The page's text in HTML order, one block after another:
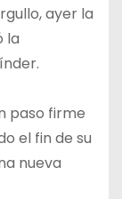
ayer la
la
paso firme
el fin de su
nueva